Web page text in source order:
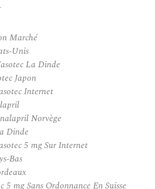
Marché
Unis
La Dinde
Japon
Internet
Norvège
Dinde
5 mg Sur Internet
Bas
mg Sans Ordonnance En Suisse